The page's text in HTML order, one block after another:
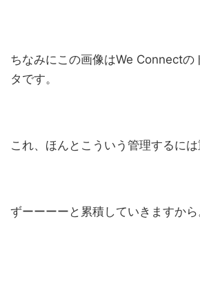
ちなみにこの画像はWe Connectの
タです。
これ、ほんとこういう管理するには
ずーーーーと累積していきますから